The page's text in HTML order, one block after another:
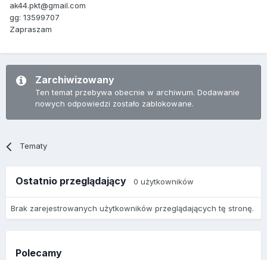
ak44.pkt@gmail.com
gg: 13599707
Zapraszam
Zarchiwizowany
Ten temat przebywa obecnie w archiwum. Dodawanie
nowych odpowiedzi zostało zablokowane.
Tematy
Ostatnio przeglądający 0 użytkowników
Brak zarejestrowanych użytkowników przeglądających tę stronę.
Polecamy